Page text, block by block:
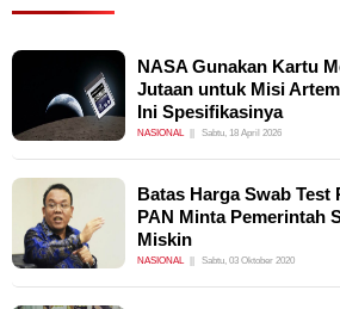
NASA Gunakan Kartu
Jutaan untuk Misi
Ini Spesifikasinya
NASIONAL Sabtu, 18 April 2026
Batas Harga Swab Test
PAN Minta Pemerintah
Miskin
NASIONAL Sabtu, 03 Oktober 2020